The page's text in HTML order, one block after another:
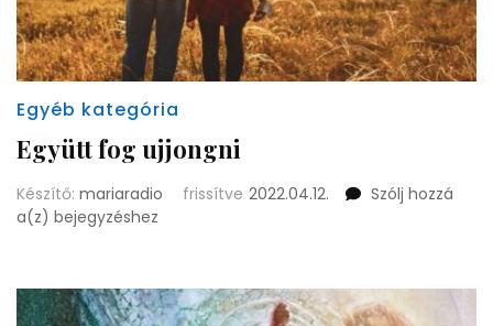
Egyéb kategória
Együtt fog ujjongni
Készítő: mariaradio frissítve 2022.04.12.
Szólj hozzá
a(z) Együtt
bejegyzéshez